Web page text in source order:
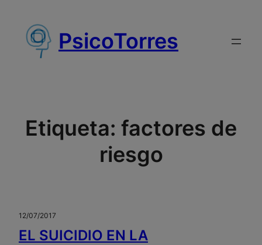
contenido
PsicoTorres
Etiqueta: factores de
riesgo
12/07/2017
EL SUICIDIO EN LA